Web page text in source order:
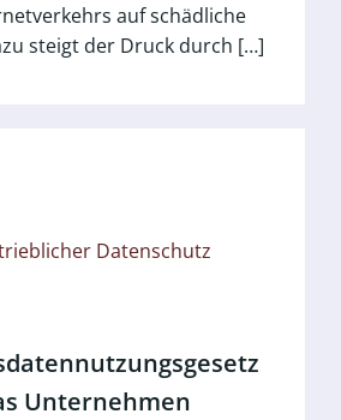
auf schädliche
steigt der Druck durch […]
Datenschutz
Unternehmen